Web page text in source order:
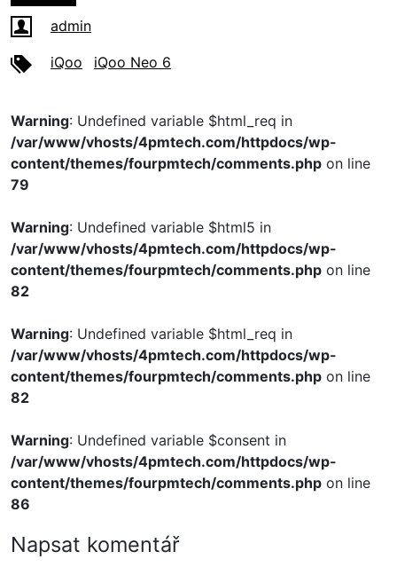
admin
iQoo iQoo Neo 6
Warning: Undefined variable $html_req in
/var/www/vhosts/4pmtech.com/httpdocs/wp-
content/themes/fourpmtech/comments.php on line
79
Warning: Undefined variable $html5 in
/var/www/vhosts/4pmtech.com/httpdocs/wp-
content/themes/fourpmtech/comments.php on line
82
Warning: Undefined variable $html_req in
/var/www/vhosts/4pmtech.com/httpdocs/wp-
content/themes/fourpmtech/comments.php on line
82
Warning: Undefined variable $consent in
/var/www/vhosts/4pmtech.com/httpdocs/wp-
content/themes/fourpmtech/comments.php on line
86
Napsat komentář